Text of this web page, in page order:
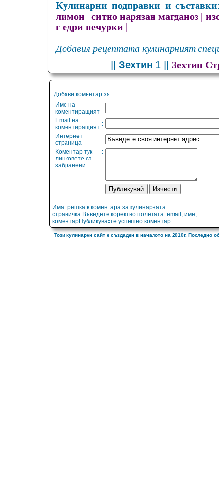
Кулинарни подправки и съставки
лимон
|ситно нарязан магданоз
г едри печурки
Добавил рецептата кулинарният
Зехтин 1 || Зехтин
Добави коментар за
Име на
коментиращият :
Email на
коментиращият :
Интернет
страница
:
Коментар тук
линковете са
забранени
:
Има грешка в коментара за кулинарната
страничка.Въведете коректно полетата: email, име,
коментарПубликувахте успешно коментар
Този кулинарен сайт е създаден в началото на 2010г. Последно